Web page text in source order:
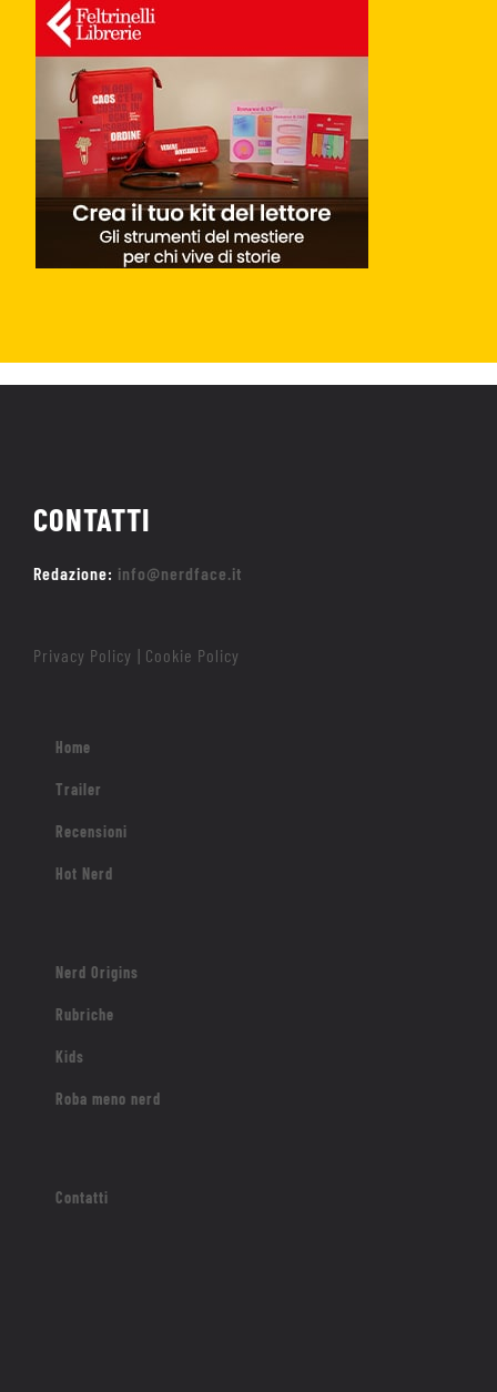
CONTATTI
Redazione: info@nerdface.it
Privacy Policy Cookie Policy
Home
Trailer
Recensioni
Hot Nerd
Nerd Origins
Rubriche
Kids
Roba meno nerd
Contatti